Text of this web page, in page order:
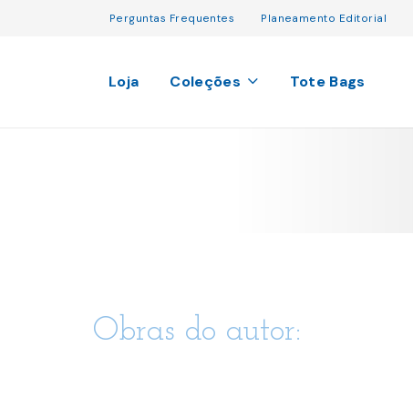
Perguntas Frequentes Planeamento Editorial
Loja Coleções Tote Bags
Obras do autor: